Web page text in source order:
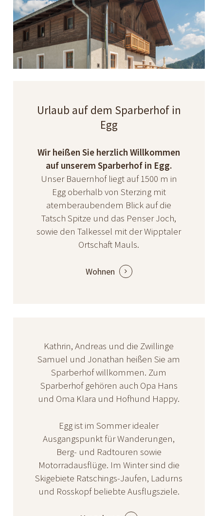
Urlaub auf dem Sparberhof in
Egg
Wir heißen Sie herzlich Willkommen
auf unserem Sparberhof in Egg.
Unser Bauernhof liegt auf 1500 m in
Egg oberhalb von Sterzing mit
atemberaubendem Blick auf die
Tatsch Spitze und das Penser Joch,
sowie den Talkessel mit der Wipptaler
Ortschaft Mauls.
Wohnen
Kathrin, Andreas und die Zwillinge
Samuel und Jonathan heißen Sie am
Sparberhof willkommen. Zum
Sparberhof gehören auch Opa Hans
und Oma Klara und Hofhund Happy.
Egg ist im Sommer idealer
Ausgangspunkt für Wanderungen,
Berg- und Radtouren sowie
Motorradausflüge. Im Winter sind die
Skigebiete Ratschings-Jaufen, Ladurns
und Rosskopf beliebte Ausflugsziele.